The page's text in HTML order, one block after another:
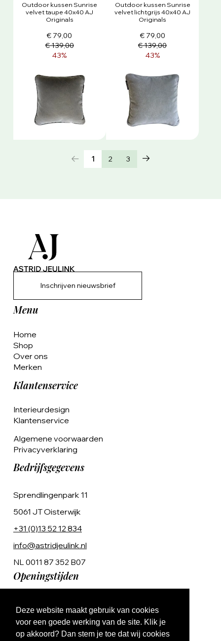
Deze website maakt gebruik van cookies
voor een goede werking van de site. Klik je
op akkoord? Dan stem je toe dat wij cookies
Outdoor kussen Sunrise
velvet taupe 40x40 AJ
Originals
€ 79,00
€ 139,00
43%
Outdoor kussen Sunrise
velvet lichtgrijs 40x40 AJ
Originals
€ 79,00
€ 139,00
43%
1 2 3
Inschrijven nieuwsbrief
Menu
Home
Shop
Over ons
Merken
Klantenservice
Interieurdesign
Klantenservice
Algemene voorwaarden
Privacyverklaring
Bedrijfsgegevens
Sprendlingenpark 11
5061 JT Oisterwijk
+31 (0)13 52 12 834
info@astridjeulink.nl
NL 0011 87 352 B07
Openingstijden
Ma t/m Vr 9:00 - 17:00